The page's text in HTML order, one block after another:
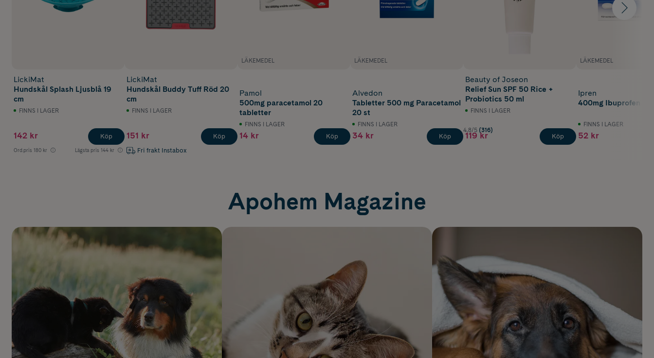
LickiMat
Hundskål Splash Ljusblå 19
cm
FINNS I LAGER
142 kr
Ord.pris 180 kr Lägsta pris 144 kr
Köp
LickiMat
Hundskål Buddy Tuff Röd 20
cm
FINNS I LAGER
151 kr
Fri frakt Instabox
Köp
LÄKEMEDEL
Pamol
500mg paracetamol 20
tabletter
FINNS I LAGER
14 kr Köp
LÄKEMEDEL
Alvedon
Tabletter 500 mg Paracetamol
20 st
FINNS I LAGER
34 kr Köp
Beauty of Joseon
Relief Sun SPF 50 Rice +
Probiotics 50 ml
FINNS I LAGER
4.8/5 (316)
119 kr Köp
LÄKEMEDEL
Ipren
400mg Ibuprofen
FINNS I LAGER
52 kr
Apohem Magazine